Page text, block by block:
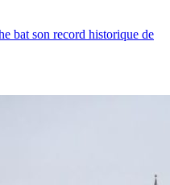
bat son record historique de